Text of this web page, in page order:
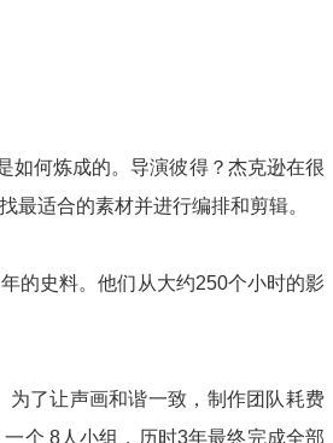
何炼成的。导演彼得？杰克逊在很
最适合的素材并进行编排和剪辑。
的史料。他们从大约250个小时的影
了让声画和谐一致，制作团队耗费
个 8人小组，历时3年最终完成全部